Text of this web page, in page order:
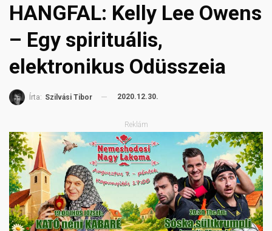
HANGFAL: Kelly Lee Owens
– Egy spirituális,
elektronikus Odüsszeia
Írta: Szilvási Tibor 2020.12.30.
Reklám